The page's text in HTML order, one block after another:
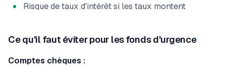
Risque de taux d'intérêt si les taux montent
Ce qu'il faut éviter pour les fonds d'urgence
Comptes chèques :